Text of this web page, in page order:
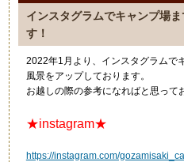
インスタグラムでキャンプ場
す！
2022年1月より、インスタグラムで
風景をアップしております。
お越しの際の参考になればと思って
★instagram★
https://instagram.com/